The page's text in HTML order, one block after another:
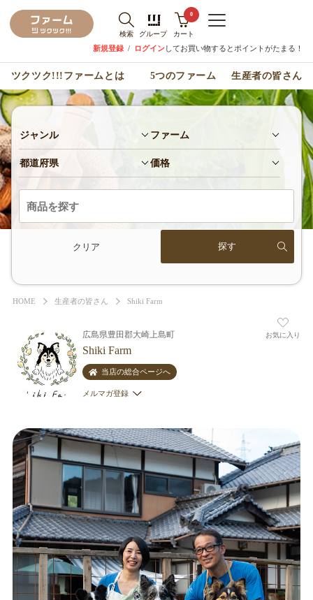
検索 グループ
0
カート
新規登録 / ログインしてお買い物するとポイントがたまる！
ツクツク!!!ファームとは 5つのファーム 生産者の皆さん
ジャンル ファーム
都道府県 価格
クリア
HOME 生産者の皆さん Shiki Farm
広島県豊田郡大崎上島町
Shiki Farm
当店の総合ページへ
メルマガ登録
お気に入り